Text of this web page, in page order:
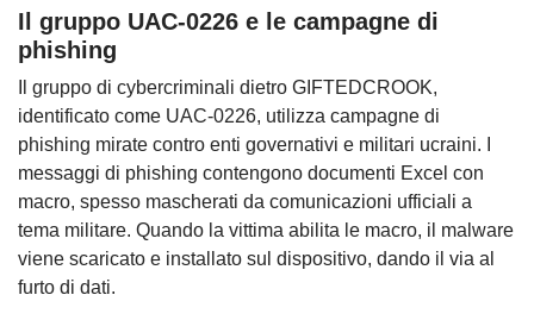
Il gruppo UAC-0226 e le campagne di
phishing
Il gruppo di cybercriminali dietro GIFTEDCROOK,
identificato come UAC-0226, utilizza campagne di
phishing mirate contro enti governativi e militari ucraini. I
messaggi di phishing contengono documenti Excel con
macro, spesso mascherati da comunicazioni ufficiali a
tema militare. Quando la vittima abilita le macro, il malware
viene scaricato e installato sul dispositivo, dando il via al
furto di dati.